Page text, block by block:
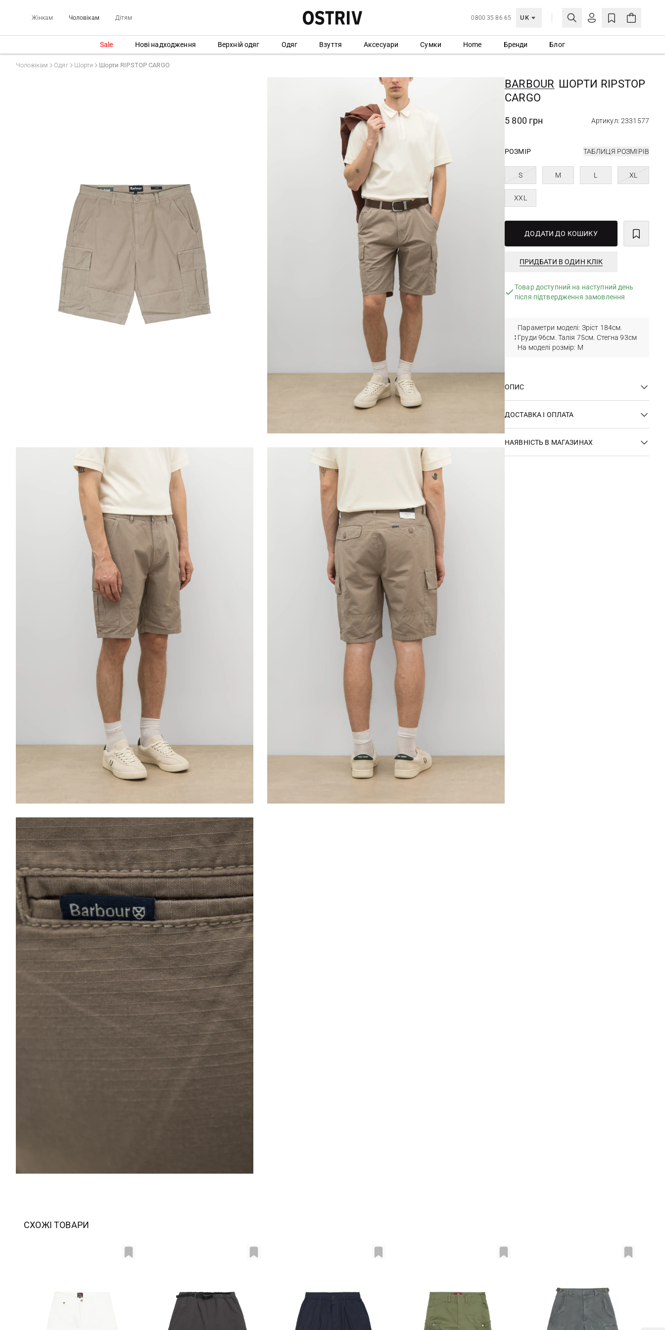
Жінкам Чоловікам Дітям 0800 35 86 65 UK
МОЯ ОБЛІКІВКА
Sale Нові надходження Верхній одяг Одяг Взуття Аксесуари Сумки Home Бренди Блог
Чоловікам Одяг Шорти Шорти RIPSTOP CARGO
BARBOUR ШОРТИ RIPSTOP
CARGO
5 800 грн Артикул: 2331577
РОЗМІР ТАБЛИЦЯ РОЗМІРІВ
S M L XL
XXL
ДОДАТИ ДО КОШИКУ
ПРИДБАТИ В ОДИН КЛІК
Товар доступний на наступний день
після підтвердження замовлення
Параметри моделі: Зріст 184см.
Груди 96см. Талія 75см. Стегна 93см
На моделі розмір: М
ОПИС
ДОСТАВКА І ОПЛАТА
НАЯВНІСТЬ В МАГАЗИНАХ
СХОЖІ ТОВАРИ